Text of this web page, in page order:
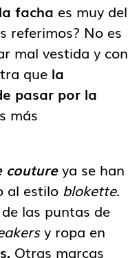
facha es muy del
referimos? No es
mal vestida y con
que la
pasar por la
más
coutureya se han
al estilo blokette.
de las puntas de
y ropa en
Otras marcas